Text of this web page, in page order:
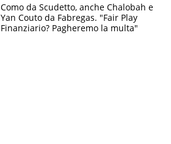
Como da Scudetto, anche Chalobah e
Yan Couto da Fabregas. "Fair Play
Finanziario? Pagheremo la multa"